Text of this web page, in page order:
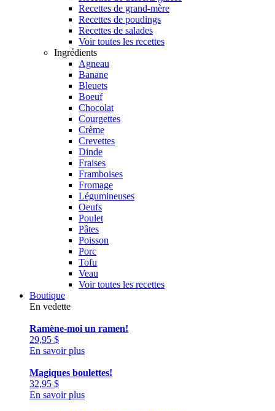
Recettes de grand-mère
Recettes de poudings
Recettes de salades
Voir toutes les recettes
Ingrédients
Agneau
Banane
Bleuets
Boeuf
Chocolat
Courgettes
Crème
Crevettes
Dinde
Fraises
Framboises
Fromage
Légumineuses
Oeufs
Poulet
Pâtes
Poisson
Porc
Tofu
Veau
Voir toutes les recettes
Boutique
En vedette
Ramène-moi un ramen!
29,95 $
En savoir plus
Magiques boulettes!
32,95 $
En savoir plus